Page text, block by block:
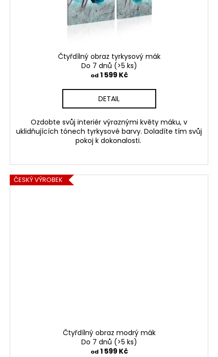
Čtyřdílný obraz tyrkysový mák
Do 7 dnů (>5 ks)
od 1 599 Kč
DETAIL
Ozdobte svůj interiér výraznými květy máku, v
uklidňujících tónech tyrkysové barvy. Doladíte tím svůj
pokoj k dokonalosti.
ČESKÝ VÝROBEK
Čtyřdílný obraz modrý mák
Do 7 dnů (>5 ks)
od 1 599 Kč